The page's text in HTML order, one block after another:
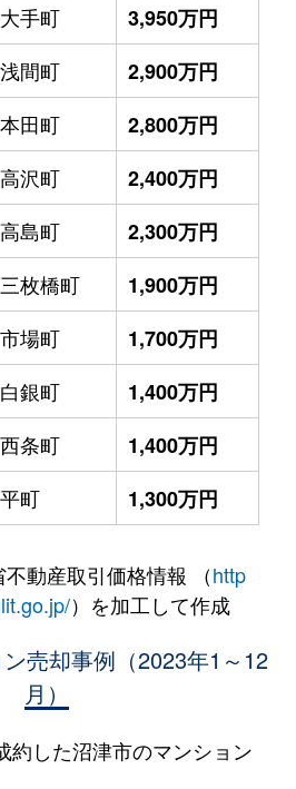
大手町
3,950万円
浅間町
2,900万円
本田町
2,800万円
高沢町
2,400万円
高島町
2,300万円
三枚橋町
1,900万円
市場町
1,700万円
白銀町
1,400万円
西条町
1,400万円
平町 1,300万円
動産取引価格情報 （http
）を加工して作成
売却事例（2023年1～12
月）
約した沼津市のマンション